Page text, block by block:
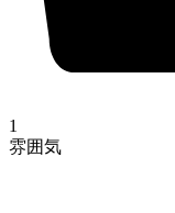
1
雰囲気